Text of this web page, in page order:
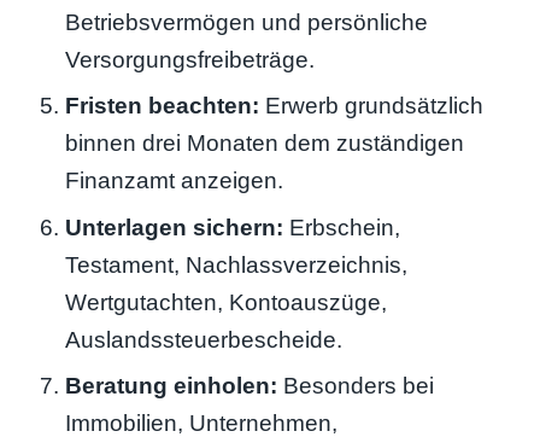
Betriebsvermögen und persönliche
Versorgungsfreibeträge.
Fristen beachten: Erwerb grundsätzlich
binnen drei Monaten dem zuständigen
Finanzamt anzeigen.
Unterlagen sichern: Erbschein,
Testament, Nachlassverzeichnis,
Wertgutachten, Kontoauszüge,
Auslandssteuerbescheide.
Beratung einholen: Besonders bei
Immobilien, Unternehmen,